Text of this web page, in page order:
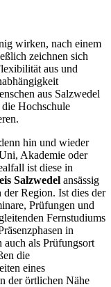
wirken, nach einem
zeichnen sich
aus und
aus Salzwedel
Hochschule
hin und wieder
Akademie oder
ist diese in
Salzwedel ansässig
Region. Ist dies der
Prüfungen und
Fernstudiums
in
auch als Prüfungsort
die
eines
der örtlichen Nähe